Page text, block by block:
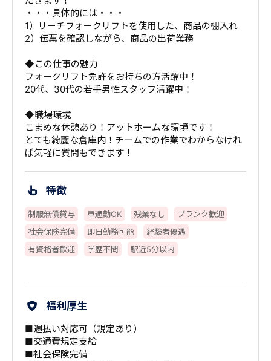
・・・具体的には・・・
1）リーチフォークリフトを使用した、商品の棚入れ
2）伝票を確認しながら、商品の出荷業務
◆この仕事の魅力
フォークリフト免許をお持ちの方活躍中！
20代、30代の若手男性スタッフ活躍中！
◆職場環境
こまめな休憩あり！アットホームな環境です！
とても綺麗な倉庫内！チームでの作業でわからなけれ
ば気軽に質問もできます！
特徴
制服無償貸与 車通勤OK 残業なし
ブランク歓迎
社会保険完備
即日勤務可能
経験者優遇
有資格者歓迎
学歴不問 駅近5分以内
福利厚生
■週払い対応可（規定あり）
■交通費規定支給
■社会保険完備